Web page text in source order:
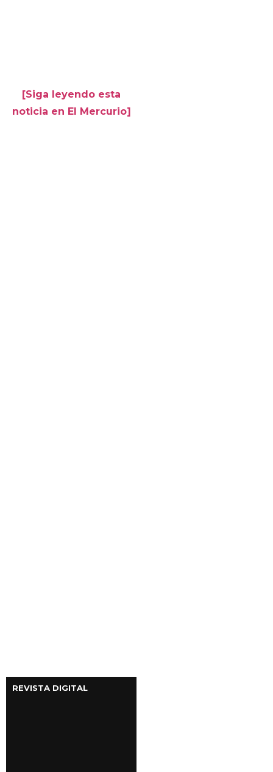
[Siga leyendo esta
noticia en El Mercurio]
REVISTA DIGITAL